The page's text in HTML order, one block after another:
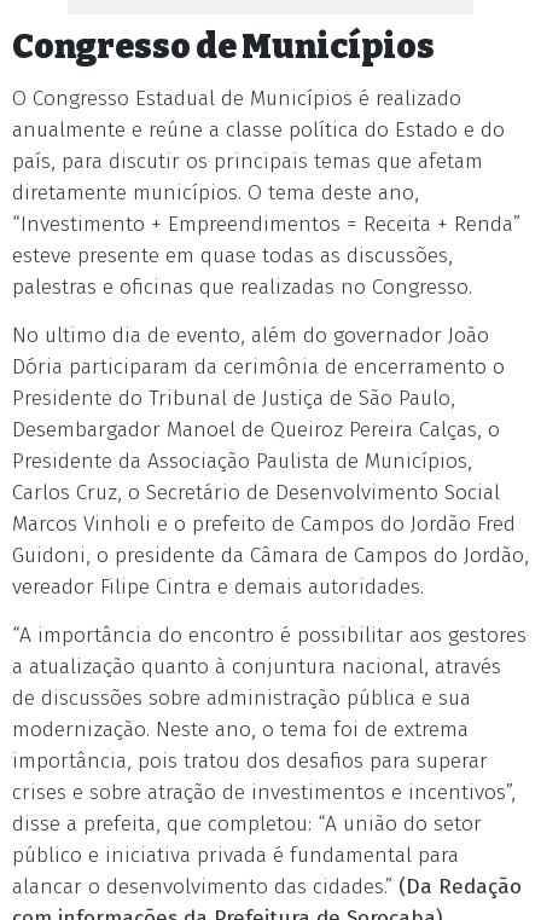
Congresso de Municípios
O Congresso Estadual de Municípios é realizado
anualmente e reúne a classe política do Estado e do
país, para discutir os principais temas que afetam
diretamente municípios. O tema deste ano,
“Investimento + Empreendimentos = Receita + Renda”
esteve presente em quase todas as discussões,
palestras e oficinas que realizadas no Congresso.
No ultimo dia de evento, além do governador João
Dória participaram da cerimônia de encerramento o
Presidente do Tribunal de Justiça de São Paulo,
Desembargador Manoel de Queiroz Pereira Calças, o
Presidente da Associação Paulista de Municípios,
Carlos Cruz, o Secretário de Desenvolvimento Social
Marcos Vinholi e o prefeito de Campos do Jordão Fred
Guidoni, o presidente da Câmara de Campos do Jordão,
vereador Filipe Cintra e demais autoridades.
“A importância do encontro é possibilitar aos gestores
a atualização quanto à conjuntura nacional, através
de discussões sobre administração pública e sua
modernização. Neste ano, o tema foi de extrema
importância, pois tratou dos desafios para superar
crises e sobre atração de investimentos e incentivos”,
disse a prefeita, que completou: “A união do setor
público e iniciativa privada é fundamental para
alancar o desenvolvimento das cidades.” (Da Redação